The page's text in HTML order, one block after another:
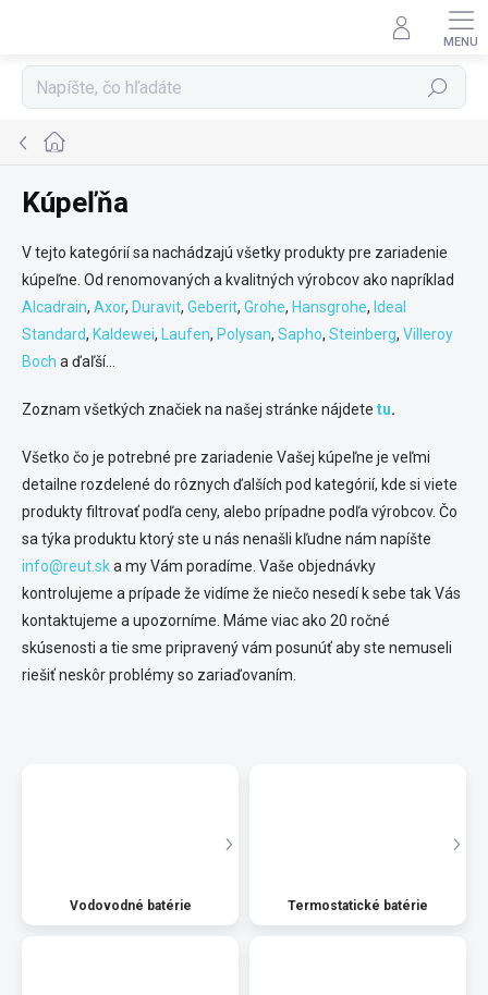
Hľadať
Domov
Kúpeľňa
V tejto kategórií sa nachádzajú všetky produkty pre zariadenie
kúpeľne. Od renomovaných a kvalitných výrobcov ako napríklad
Alcadrain, Axor, Duravit, Geberit, Grohe, Hansgrohe, Ideal
Standard, Kaldewei, Laufen, Polysan, Sapho, Steinberg, Villeroy
Boch a ďaľší...
Zoznam všetkých značiek na našej stránke nájdete tu.
Všetko čo je potrebné pre zariadenie Vašej kúpeľne je veľmi
detailne rozdelené do rôznych ďalších pod kategórií, kde si viete
produkty filtrovať podľa ceny, alebo prípadne podľa výrobcov. Čo
sa týka produktu ktorý ste u nás nenašli kľudne nám napíšte
info@reut.ska my Vám poradíme. Vaše objednávky
kontrolujeme a prípade že vidíme že niečo nesedí k sebe tak Vás
kontaktujeme a upozorníme. Máme viac ako 20 ročné
skúsenosti a tie sme pripravený vám posunúť aby ste nemuseli
riešiť neskôr problémy so zariaďovaním.
Vodovodné batérie Termostatické batérie